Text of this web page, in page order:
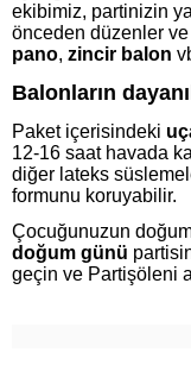
ekibimiz, partinizin
önceden düzenler
pano, zincir balon
Balonların
Paket içerisindeki
12-16 saat havada
diğer lateks
formunu koruyabilir.
Çocuğunuzun
doğum günü
geçin ve Partişöleni